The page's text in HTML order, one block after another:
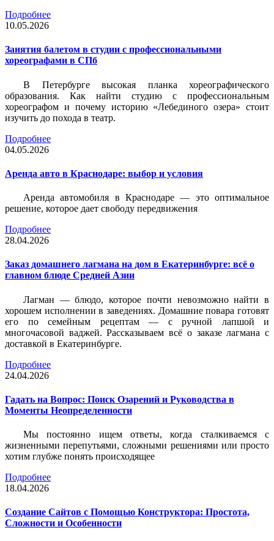
Подробнее
10.05.2026
Занятия балетом в студии с профессиональными
хореографами в СПб
В Петербурге высокая планка хореографического
образования. Как найти студию с профессиональным
хореографом и почему историю «Лебединого озера» стоит
изучить до похода в театр.
Подробнее
04.05.2026
Аренда авто в Краснодаре: выбор и условия
Аренда автомобиля в Краснодаре — это оптимальное
решение, которое дает свободу передвижения
Подробнее
28.04.2026
Заказ домашнего лагмана на дом в Екатеринбурге: всё о
главном блюде Средней Азии
Лагман — блюдо, которое почти невозможно найти в
хорошем исполнении в заведениях. Домашние повара готовят
его по семейным рецептам — с ручной лапшой и
многочасовой ваджей. Рассказываем всё о заказе лагмана с
доставкой в Екатеринбурге.
Подробнее
24.04.2026
Гадать на Вопрос: Поиск Озарений и Руководства в
Моменты Неопределенности
Мы постоянно ищем ответы, когда сталкиваемся с
жизненными перепутьями, сложными решениями или просто
хотим глубже понять происходящее
Подробнее
18.04.2026
Создание Сайтов с Помощью Конструктора: Простота,
Сложности и Особенности